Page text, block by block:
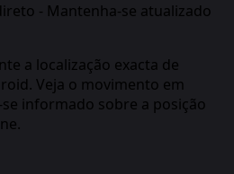
- Mantenha-se atualizado
a localização exacta de
Veja o movimento em
informado sobre a posição